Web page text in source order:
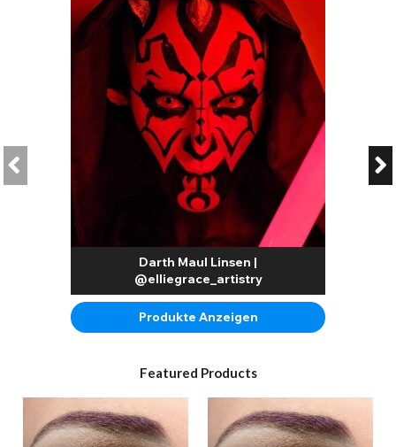
Darth Maul Linsen |
@elliegrace_artistry
Produkte Anzeigen
Featured Products